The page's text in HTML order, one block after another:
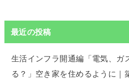
最近の投稿
生活インフラ開通編「電気、ガ
る？」空き家を住めるように｜